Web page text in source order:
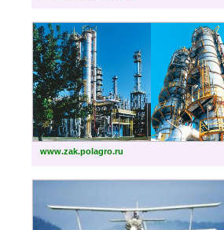
www.zak.polagro.ru